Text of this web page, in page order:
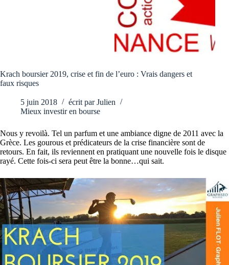
Krach boursier 2019, crise et fin de l’euro : Vrais dangers et
faux risques
5 juin 2018 écrit par Julien
Mieux investir en bourse
Nous y revoilà. Tel un parfum et une ambiance digne de 2011 avec la
Grèce. Les gourous et prédicateurs de la crise financière sont de
retours. En fait, ils reviennent en pratiquant une nouvelle fois le disque
rayé. Cette fois-ci sera peut être la bonne…qui sait.